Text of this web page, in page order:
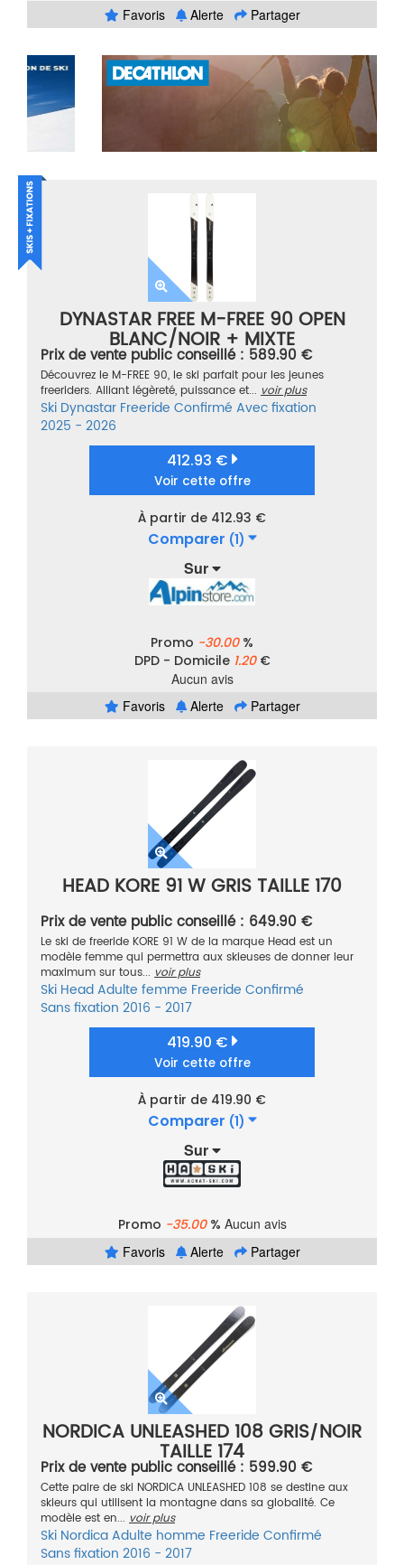
Favoris Alerte Partager
DYNASTAR FREE M-FREE 90 OPEN
BLANC/NOIR + MIXTE
Prix de vente public conseillé : 589.90 €
Découvrez le M-FREE 90, le ski parfait pour les jeunes
freeriders. Alliant légèreté, puissance et... voir plus
Ski Dynastar Freeride Confirmé Avec fixation
2025 - 2026
412.93 €
Voir cette offre
À partir de 412.93 €
Comparer (1)
Sur
Promo -30.00%
DPD - Domicile 1.20€
Aucun avis
Favoris
Alerte Partager
HEAD KORE 91 W GRIS TAILLE 170
Prix de vente public conseillé : 649.90 €
Le ski de freeride KORE 91 W de la marque Head est un
modèle femme qui permettra aux skieuses de donner leur
maximum sur tous... voir plus
Ski HeadAdulte femme Freeride Confirmé
Sans fixation 2016 - 2017
419.90 €
Voir cette offre
À partir de 419.90 €
Comparer (1)
Sur
Promo -35.00% Aucun avis
Favoris
Alerte Partager
NORDICA UNLEASHED 108 GRIS/NOIR
TAILLE 174
Prix de vente public conseillé : 599.90 €
Cette paire de ski NORDICA UNLEASHED 108 se destine aux
skieurs qui utilisent la montagne dans sa globalité. Ce
modèle est en... voir plus
Ski NordicaAdulte homme Freeride Confirmé
Sans fixation 2016 - 2017